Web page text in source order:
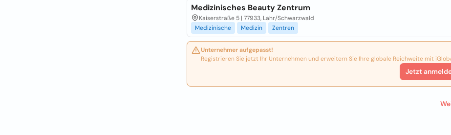
Medizinisches Beauty Zentrum
Kaiserstraße 5 | 77933, Lahr/Schwarzwald
Medizinische
Medizin Zentren
Unternehmer aufgepasst!
Registrieren Sie jetzt Ihr Unternehmen und erweitern Sie Ihre globale Reichweite mit
Jetzt